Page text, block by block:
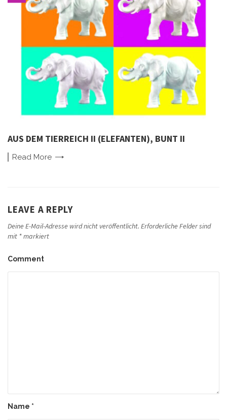
AUS DEM TIERREICH II (ELEFANTEN), BUNT II
Read More
LEAVE A REPLY
Deine E-Mail-Adresse wird nicht veröffentlicht. Erforderliche Felder sind
mit *markiert
Comment
Name *